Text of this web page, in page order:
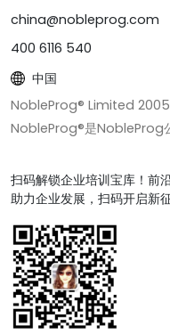
china@nobleprog.com
400 6116 540
中国
NobleProg® Limited
NobleProg®是NobleProg
扫码解锁企业培训宝库！前
助力企业发展，扫码开启新